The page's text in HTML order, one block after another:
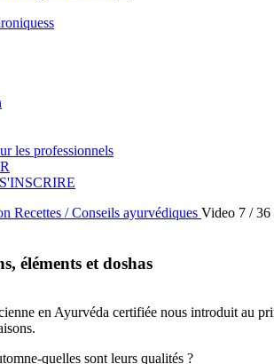
les professionnels
Recettes / Conseils ayurvédiques Video 7 / 36
éléments et doshas
en Ayurvéda certifiée nous introduit au
quelles sont leurs qualités ?